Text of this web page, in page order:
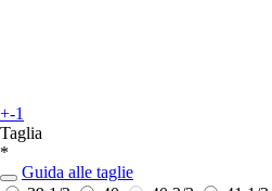
+-1
Taglia
*
Guida alle taglie